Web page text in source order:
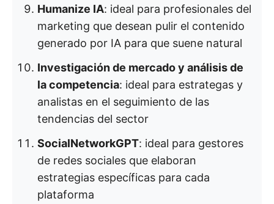
Humanize IA: ideal para profesionales del
marketing que desean pulir el contenido
generado por IA para que suene natural
Investigación de mercado y análisis de
la competencia: ideal para estrategas y
analistas en el seguimiento de las
tendencias del sector
SocialNetworkGPT: ideal para gestores
de redes sociales que elaboran
estrategias específicas para cada
plataforma